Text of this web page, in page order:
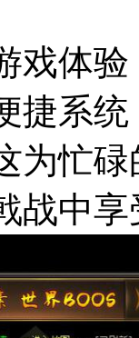
戏体
捷系
为忙
战中